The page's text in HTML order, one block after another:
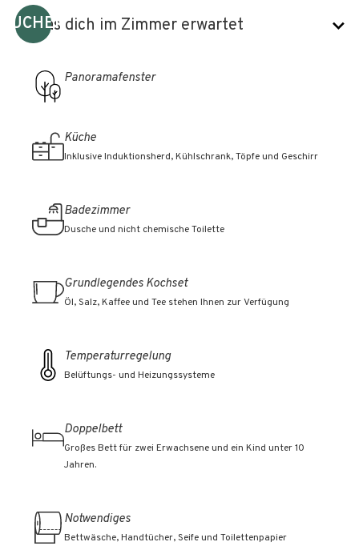
BUCHEN
Was dich im Zimmer erwartet
Panoramafenster
Küche
Inklusive Induktionsherd, Kühlschrank, Töpfe und Geschirr
Badezimmer
Dusche und nicht chemische Toilette
Grundlegendes Kochset
Öl, Salz, Kaffee und Tee stehen Ihnen zur Verfügung
Temperaturregelung
Belüftungs- und Heizungssysteme
Doppelbett
Großes Bett für zwei Erwachsene und ein Kind unter 10
Jahren.
Notwendiges
Bettwäsche, Handtücher, Seife und Toilettenpapier